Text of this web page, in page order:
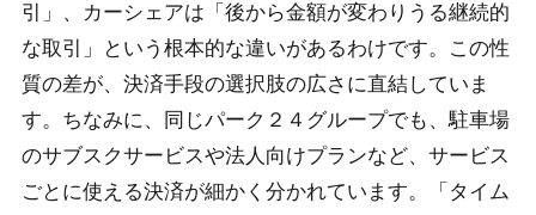
引」、カーシェアは「後から金額が変わりうる継続的
な取引」という根本的な違いがあるわけです。この性
質の差が、決済手段の選択肢の広さに直結していま
す。ちなみに、同じパーク２４グループでも、駐車場
のサブスクサービスや法人向けプランなど、サービス
ごとに使える決済が細かく分かれています。「タイム